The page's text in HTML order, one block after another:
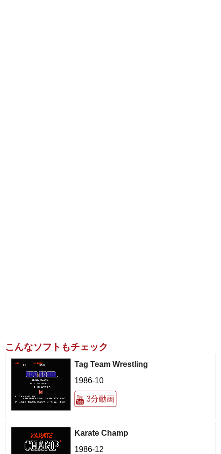
こんなソフトもチェック
Tag Team Wrestling
1986-10
3分動画
Karate Champ
1986-12